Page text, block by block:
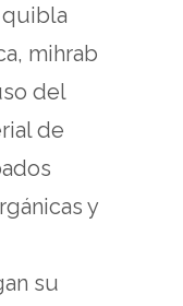
quibla
mihrab
del
de
y
su